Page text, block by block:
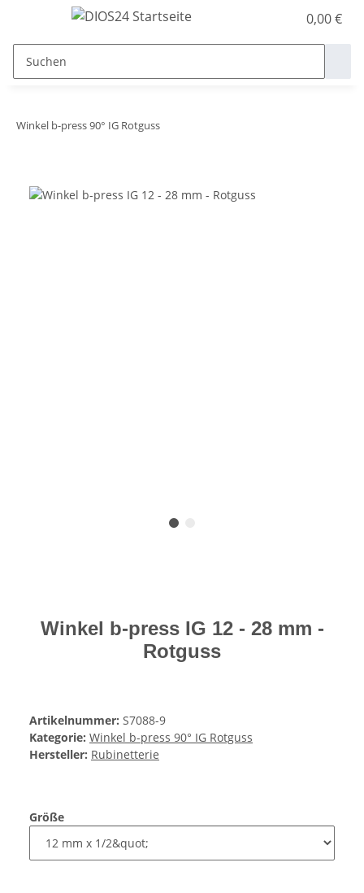
0,00 €
Winkel b-press 90° IG Rotguss
Winkel b-press IG 12 - 28 mm -
Rotguss
Artikelnummer: S7088-9
Kategorie: Winkel b-press 90° IG Rotguss
Hersteller: Rubinetterie
Größe